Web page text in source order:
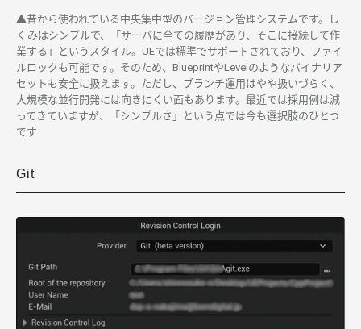
▲昔から使われている中央集中型のバージョン管理システムです。し
くみはシンプルで、「サーバに全ての履歴があり、そこに接続して作
業する」というスタイル。UEでは標準でサポートされており、ファイ
ルロックも可能です。そのため、BlueprintやLevelのようなバイナリア
セットも安全に扱えます。ただし、ブランチ運用はやや扱いづらく、
大規模な並行開発には向きにくい面もあります。最近では採用例は減
ってきていますが、「シンプルさ」という点では今も選択肢のひとつ
です
Git